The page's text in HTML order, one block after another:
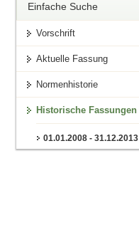
Einfache Suche
Vorschrift
Aktuelle Fassung
Normenhistorie
Historische Fassungen
01.01.2008 - 31.12.2013